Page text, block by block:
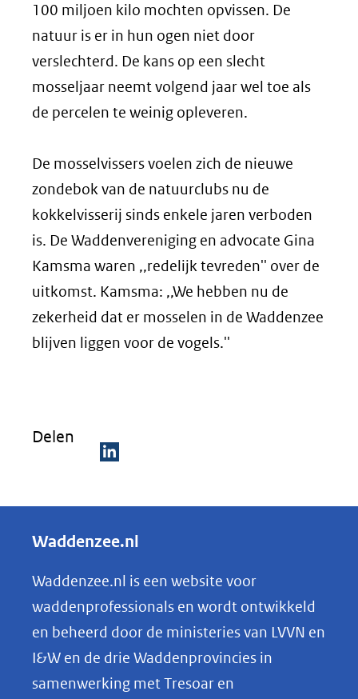
100 miljoen kilo mochten opvissen. De
natuur is er in hun ogen niet door
verslechterd. De kans op een slecht
mosseljaar neemt volgend jaar wel toe als
de percelen te weinig opleveren.
De mosselvissers voelen zich de nieuwe
zondebok van de natuurclubs nu de
kokkelvisserij sinds enkele jaren verboden
is. De Waddenvereniging en advocate Gina
Kamsma waren ,,redelijk tevreden'' over de
uitkomst. Kamsma: ,,We hebben nu de
zekerheid dat er mosselen in de Waddenzee
blijven liggen voor de vogels.''
Delen
e
e
n
o
p
Waddenzee.nl
Waddenzee.nl is een website voor
waddenprofessionals en wordt ontwikkeld
en beheerd door de ministeries van LVVN en
I&W en de drie Waddenprovincies in
samenwerking met Tresoar en